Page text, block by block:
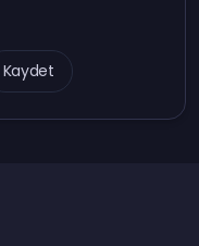
Kaydet